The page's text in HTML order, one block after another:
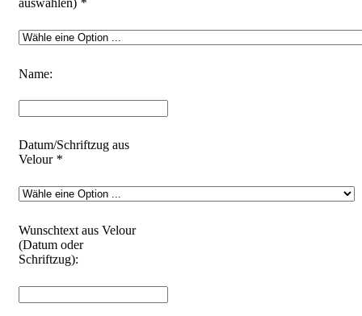
auswählen) *
Name:
Datum/Schriftzug aus
Velour *
Wunschtext aus Velour
(Datum oder
Schriftzug):